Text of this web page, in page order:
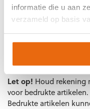
informatie die u aan
verzameld op basis
EAN code
4060485646069
4060485646076
Let op! Houd rekening
voor bedrukte artikelen.
Bedrukte artikelen
Kleur
Merk